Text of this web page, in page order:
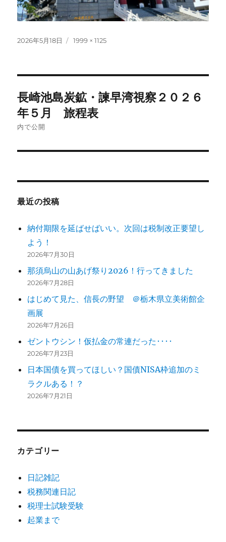
投
2026年5月18日
フ
1999 × 1125
稿
ナ
ビ
ョ
ン
長崎池島炭鉱・諫早湾視察２０２６
年５月 旅程表
内で公開
最近の投稿
納付期限を延ばせばいい。次回は税制改正要望し
よう！
2026年7月30日
那須烏山の山あげ祭り2026！行ってきました
2026年7月28日
はじめて見た、信長の野望 ＠栃木県立美術館企
画展
2026年7月26日
ゼントウシン！仮払金の常連だった････
2026年7月23日
日本国債を買ってほしい？国債NISA枠追加のミ
ラクルある！？
2026年7月21日
カテゴリー
日記雑記
税務関連日記
税理士試験受験
起業まで